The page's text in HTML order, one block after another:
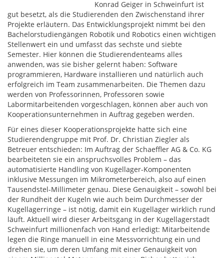
Konrad Geiger in Schweinfurt ist
gut besetzt, als die Studierenden den Zwischenstand ihrer
Projekte erläutern. Das Entwicklungsprojekt nimmt bei den
Bachelorstudiengängen Robotik und Robotics einen wichtigen
Stellenwert ein und umfasst das sechste und siebte
Semester. Hier können die Studierendenteams alles
anwenden, was sie bisher gelernt haben: Software
programmieren, Hardware installieren und natürlich auch
erfolgreich im Team zusammenarbeiten. Die Themen dazu
werden von Professorinnen, Professoren sowie
Labormitarbeitenden vorgeschlagen, können aber auch von
Kooperationsunternehmen in Auftrag gegeben werden.
Für eines dieser Kooperationsprojekte hatte sich eine
Studierendengruppe mit Prof. Dr. Christian Ziegler als
Betreuer entschieden: Im Auftrag der Schaeffler AG & Co. KG
bearbeiteten sie ein anspruchsvolles Problem – das
automatisierte Handling von Kugellager-Komponenten
inklusive Messungen im Mikrometerbereich, also auf einen
Tausendstel-Millimeter genau. Diese Genauigkeit – sowohl bei
der Rundheit der Kugeln wie auch beim Durchmesser der
Kugellagerringe – ist nötig, damit ein Kugellager wirklich rund
läuft. Aktuell wird dieser Arbeitsgang in der Kugellagerstadt
Schweinfurt millionenfach von Hand erledigt: Mitarbeitende
legen die Ringe manuell in eine Messvorrichtung ein und
drehen sie, um deren Umfang mit einer Genauigkeit von